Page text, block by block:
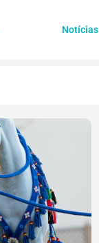
Notícias